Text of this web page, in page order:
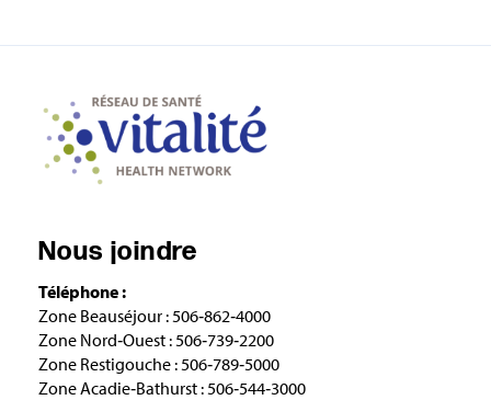
Nous joindre
Téléphone :
Zone Beauséjour : 506‑862‑4000
Zone Nord‑Ouest : 506‑739‑2200
Zone Restigouche : 506‑789‑5000
Zone Acadie‑Bathurst : 506‑544‑3000